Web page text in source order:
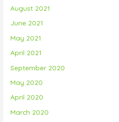
August 2021
June 2021
May 2021
April 2021
September 2020
May 2020
April 2020
March 2020